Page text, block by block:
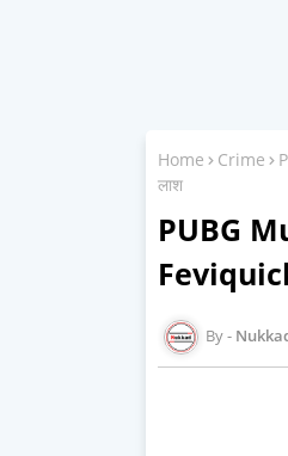
Home Crime
लाश
PUBG
Feviquick